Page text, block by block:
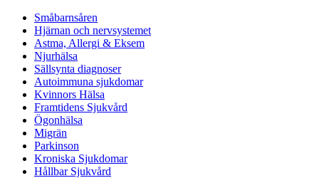
Småbarnsåren
Hjärnan och nervsystemet
Astma, Allergi & Eksem
Njurhälsa
Sällsynta diagnoser
Autoimmuna sjukdomar
Kvinnors Hälsa
Framtidens Sjukvård
Ögonhälsa
Migrän
Parkinson
Kroniska Sjukdomar
Hållbar Sjukvård